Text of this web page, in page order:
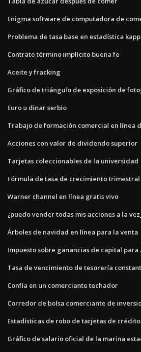
Enigma software de computadora de
Problema de tasa base en estadística
Contrato término implícito buena fe
Aceite y fracking
Gráfico de triángulo de exposición de
Euro u dinar serbio
Trabajo de formación comercial en línea
Acciones con valor de dividendo superior
Tarjetas coleccionables de la universidad
Fórmula de tasa de crecimiento
Warner channel en línea gratis vivo
¿puedo vender todas mis acciones a la vez_
Árboles de navidad en línea para la venta
Impuesto sobre ganancias de capital
Tasa de vencimiento de tesorería
Confía en un comerciante techador
Corredor de bolsa comerciante de
Estadísticas de robo de tarjetas de
Gráfico de salario oficial de la marina